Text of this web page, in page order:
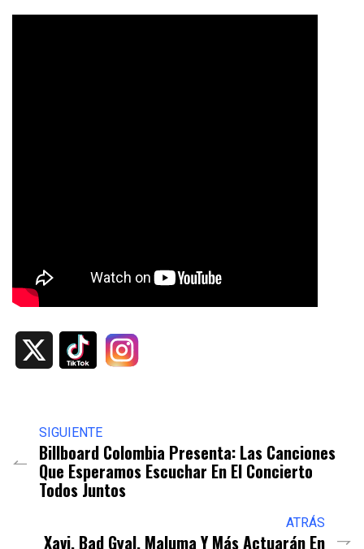
SIGUIENTE
Billboard Colombia Presenta: Las Canciones
Que Esperamos Escuchar En El Concierto
Todos Juntos
ATRÁS
Xavi, Bad Gyal, Maluma Y Más Actuarán En